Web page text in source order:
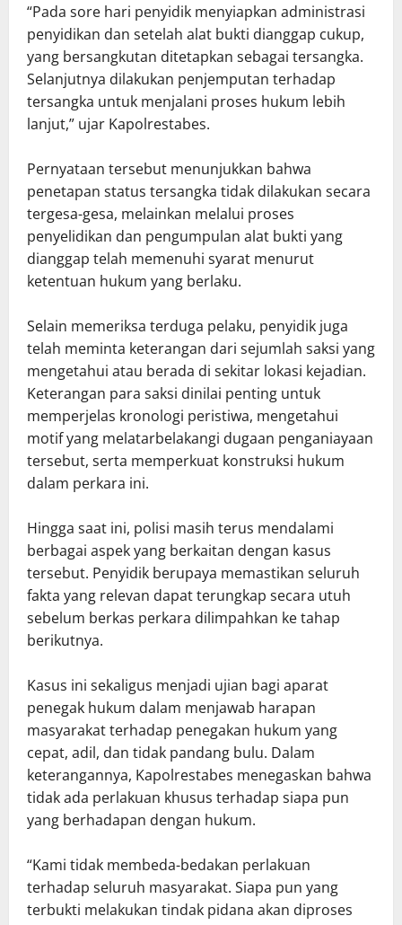
“Pada sore hari penyidik menyiapkan administrasi
penyidikan dan setelah alat bukti dianggap cukup,
yang bersangkutan ditetapkan sebagai tersangka.
Selanjutnya dilakukan penjemputan terhadap
tersangka untuk menjalani proses hukum lebih
lanjut,” ujar Kapolrestabes.
Pernyataan tersebut menunjukkan bahwa
penetapan status tersangka tidak dilakukan secara
tergesa-gesa, melainkan melalui proses
penyelidikan dan pengumpulan alat bukti yang
dianggap telah memenuhi syarat menurut
ketentuan hukum yang berlaku.
Selain memeriksa terduga pelaku, penyidik juga
telah meminta keterangan dari sejumlah saksi yang
mengetahui atau berada di sekitar lokasi kejadian.
Keterangan para saksi dinilai penting untuk
memperjelas kronologi peristiwa, mengetahui
motif yang melatarbelakangi dugaan penganiayaan
tersebut, serta memperkuat konstruksi hukum
dalam perkara ini.
Hingga saat ini, polisi masih terus mendalami
berbagai aspek yang berkaitan dengan kasus
tersebut. Penyidik berupaya memastikan seluruh
fakta yang relevan dapat terungkap secara utuh
sebelum berkas perkara dilimpahkan ke tahap
berikutnya.
Kasus ini sekaligus menjadi ujian bagi aparat
penegak hukum dalam menjawab harapan
masyarakat terhadap penegakan hukum yang
cepat, adil, dan tidak pandang bulu. Dalam
keterangannya, Kapolrestabes menegaskan bahwa
tidak ada perlakuan khusus terhadap siapa pun
yang berhadapan dengan hukum.
“Kami tidak membeda-bedakan perlakuan
terhadap seluruh masyarakat. Siapa pun yang
terbukti melakukan tindak pidana akan diproses